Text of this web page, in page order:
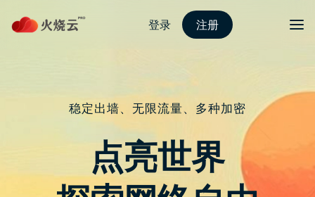
nordvpn 安卓
苹图解 / Safari 阅读模式小技巧，用
阅读器浏览网页更专注
2022 年 4 月 15 日由 热火科技 发布